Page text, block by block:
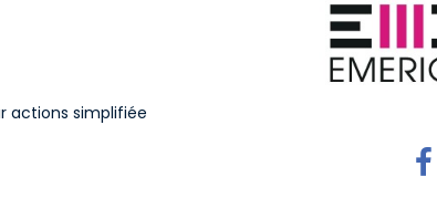
actions simplifiée